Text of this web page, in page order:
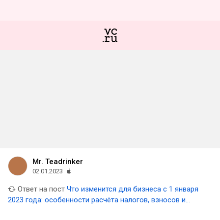
Mr. Teadrinker
02.01.2023
Ответ на пост Что изменится для бизнеса с 1 января
2023 года: особенности расчёта налогов, взносов и